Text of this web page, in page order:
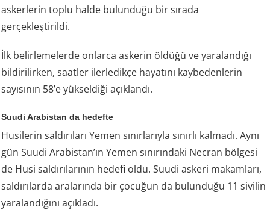
askerlerin toplu halde bulunduğu bir sırada
gerçekleştirildi.
İlk belirlemelerde onlarca askerin öldüğü ve yaralandığı
bildirilirken, saatler ilerledikçe hayatını kaybedenlerin
sayısının 58’e yükseldiği açıklandı.
Suudi Arabistan da hedefte
Husilerin saldırıları Yemen sınırlarıyla sınırlı kalmadı. Aynı
gün Suudi Arabistan’ın Yemen sınırındaki Necran bölgesi
de Husi saldırılarının hedefi oldu. Suudi askeri makamları,
saldırılarda aralarında bir çocuğun da bulunduğu 11 sivilin
yaralandığını açıkladı.